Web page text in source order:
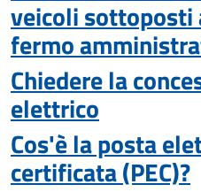
veicoli sottoposti
fermo
Chiedere la
elettrico
Cos'è la posta
certificata (PEC)?